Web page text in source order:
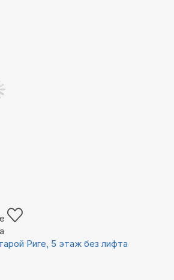
Риге, 5 этаж без лифта